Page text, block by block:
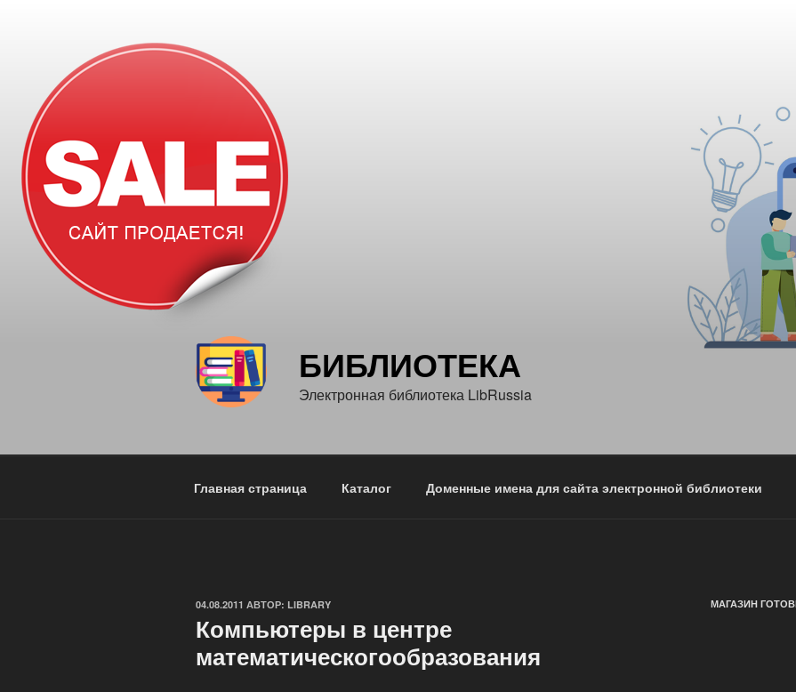
БИБЛИОТЕКА
Электронная библиотека LibRussia
Главная страница Каталог Доменные имена для сайта электронной библиотеки
ОПУБЛИКОВАНО
04.08.2011 АВТОР: LIBRARY
Компьютеры в центре
математическогообразования
МАГАЗИН